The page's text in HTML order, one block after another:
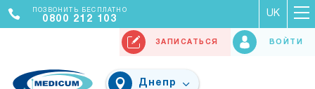
ЗАПИСАТЬСЯ ВОЙТИ
Днепр
ПОЗВОНИТЬ БЕСПЛАТНО
0800 212 103
UK